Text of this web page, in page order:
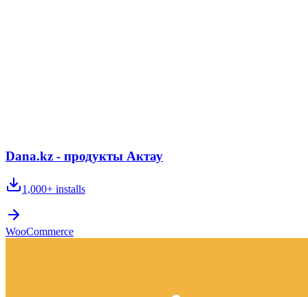
Dana.kz - продукты Актау
1,000+ installs
WooCommerce